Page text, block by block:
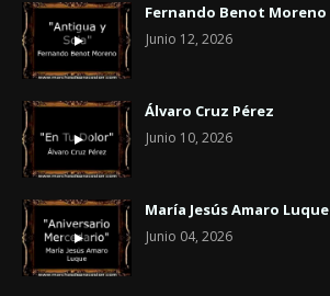
Fernando Benot Moreno
Junio 12, 2026
Álvaro Cruz Pérez
Junio 10, 2026
María Jesús Amaro Luque
Junio 04, 2026